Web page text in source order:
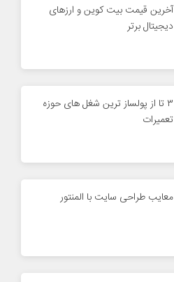
آخرین قیمت بیت کوین و ارزهای
دیجیتال برتر
۳ تا از پولساز ترین شغل های حوزه
تعمیرات
معایب طراحی سایت با المنتور